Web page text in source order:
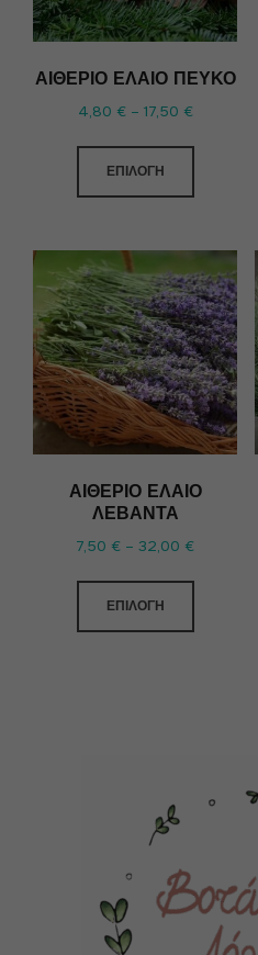
ΑΙΘΈΡΙΟ ΈΛΑΙΟ ΠΕΎΚΟ
4,80 € – 17,50 €
ΕΠΙΛΟΓΉ
ΑΙΘΈΡΙΟ ΈΛΑΙΟ
ΛΕΒΆΝΤΑ
7,50 € – 32,00 €
ΕΠΙΛΟΓΉ